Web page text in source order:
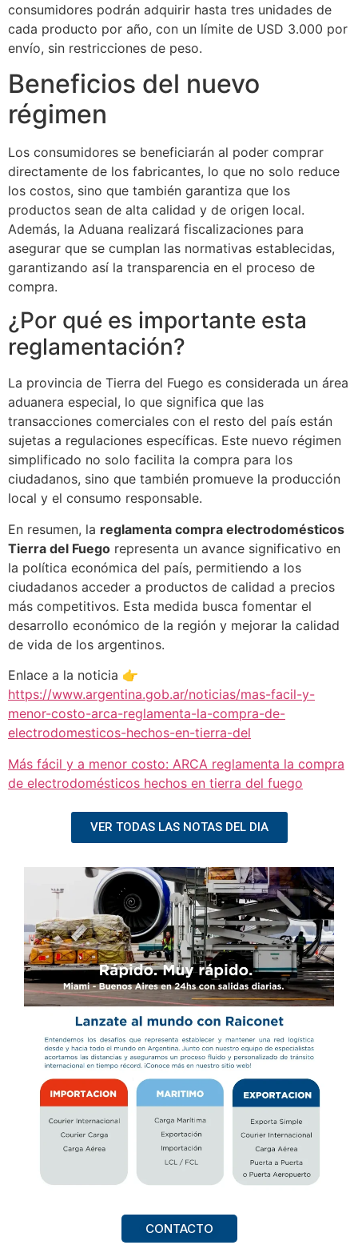
consumidores podrán adquirir hasta tres unidades de
cada producto por año, con un límite de USD 3.000 por
envío, sin restricciones de peso.
Beneficios del nuevo
régimen
Los consumidores se beneficiarán al poder comprar
directamente de los fabricantes, lo que no solo reduce
los costos, sino que también garantiza que los
productos sean de alta calidad y de origen local.
Además, la Aduana realizará fiscalizaciones para
asegurar que se cumplan las normativas establecidas,
garantizando así la transparencia en el proceso de
compra.
¿Por qué es importante esta
reglamentación?
La provincia de Tierra del Fuego es considerada un área
aduanera especial, lo que significa que las
transacciones comerciales con el resto del país están
sujetas a regulaciones específicas. Este nuevo régimen
simplificado no solo facilita la compra para los
ciudadanos, sino que también promueve la producción
local y el consumo responsable.
En resumen, la reglamenta compra electrodomésticos
Tierra del Fuego representa un avance significativo en
la política económica del país, permitiendo a los
ciudadanos acceder a productos de calidad a precios
más competitivos. Esta medida busca fomentar el
desarrollo económico de la región y mejorar la calidad
de vida de los argentinos.
Enlace a la noticia 👉
https://www.argentina.gob.ar/noticias/mas-facil-y-
menor-costo-arca-reglamenta-la-compra-de-
electrodomesticos-hechos-en-tierra-del
Más fácil y a menor costo: ARCA reglamenta la compra
de electrodomésticos hechos en tierra del fuego
VER TODAS LAS NOTAS DEL DIA
CONTACTO